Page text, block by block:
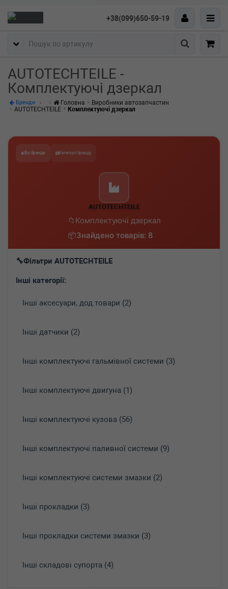
+38(099)650-59-19
Пошук
AUTOTECHTEILE -
Комплектуючі дзеркал
Бренди Головна
Виробники автозапчастин
AUTOTECHTEILE
Комплектуючі дзеркал
Всі бренди Категорії бренду
AUTOTECHTEILE
Комплектуючі дзеркал
Знайдено товарів: 8
Фільтри AUTOTECHTEILE
Інші категорії:
Інші аксесуари, дод.товари (2)
Інші датчики (2)
Інші комплектуючі гальмівної системи (3)
Інші комплектуючі двигуна (1)
Інші комплектуючі кузова (56)
Інші комплектуючі паливної системи (9)
Інші комплектуючі системи змазки (2)
Інші прокладки (3)
Інші прокладки системи змазки (3)
Інші складові супорта (4)